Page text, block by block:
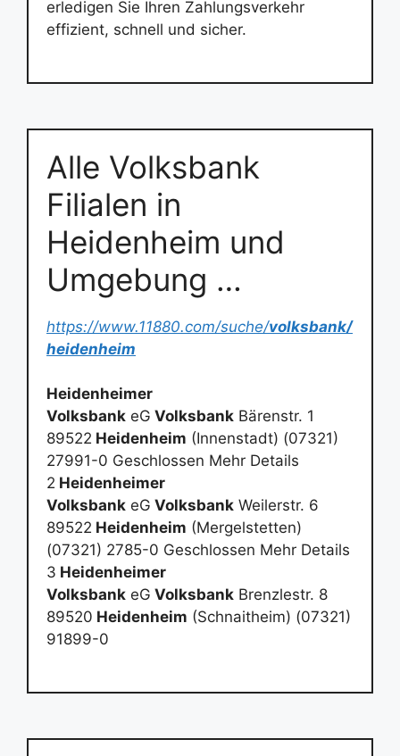
erledigen Sie Ihren Zahlungsverkehr
effizient, schnell und sicher.
Alle Volksbank
Filialen in
Heidenheim und
Umgebung …
https://www.11880.com/suche/volksbank/
heidenheim
Heidenheimer
Volksbank eG Volksbank Bärenstr. 1
89522 Heidenheim (Innenstadt) (07321)
27991-0 Geschlossen Mehr Details
2 Heidenheimer
Volksbank eG Volksbank Weilerstr. 6
89522 Heidenheim (Mergelstetten)
(07321) 2785-0 Geschlossen Mehr Details
3 Heidenheimer
Volksbank eG Volksbank Brenzlestr. 8
89520 Heidenheim (Schnaitheim) (07321)
91899-0